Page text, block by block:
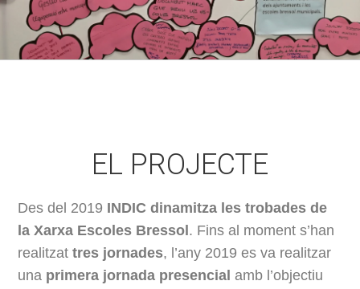
EL PROJECTE
Des del 2019 INDIC dinamitza les trobades de
la Xarxa Escoles Bressol . Fins al moment s’han
realitzattres jornades, l’any 2019 es va realitzar
una primera jornada presencial amb l’objectiu